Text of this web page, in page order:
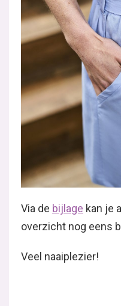
Via de bijlage kan je
overzicht nog eens
Veel naaiplezier!